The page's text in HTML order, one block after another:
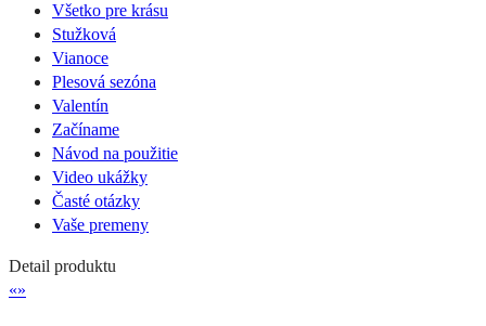
Všetko pre krásu
Stužková
Vianoce
Plesová sezóna
Valentín
Začíname
Návod na použitie
Video ukážky
Časté otázky
Vaše premeny
Detail produktu
«»